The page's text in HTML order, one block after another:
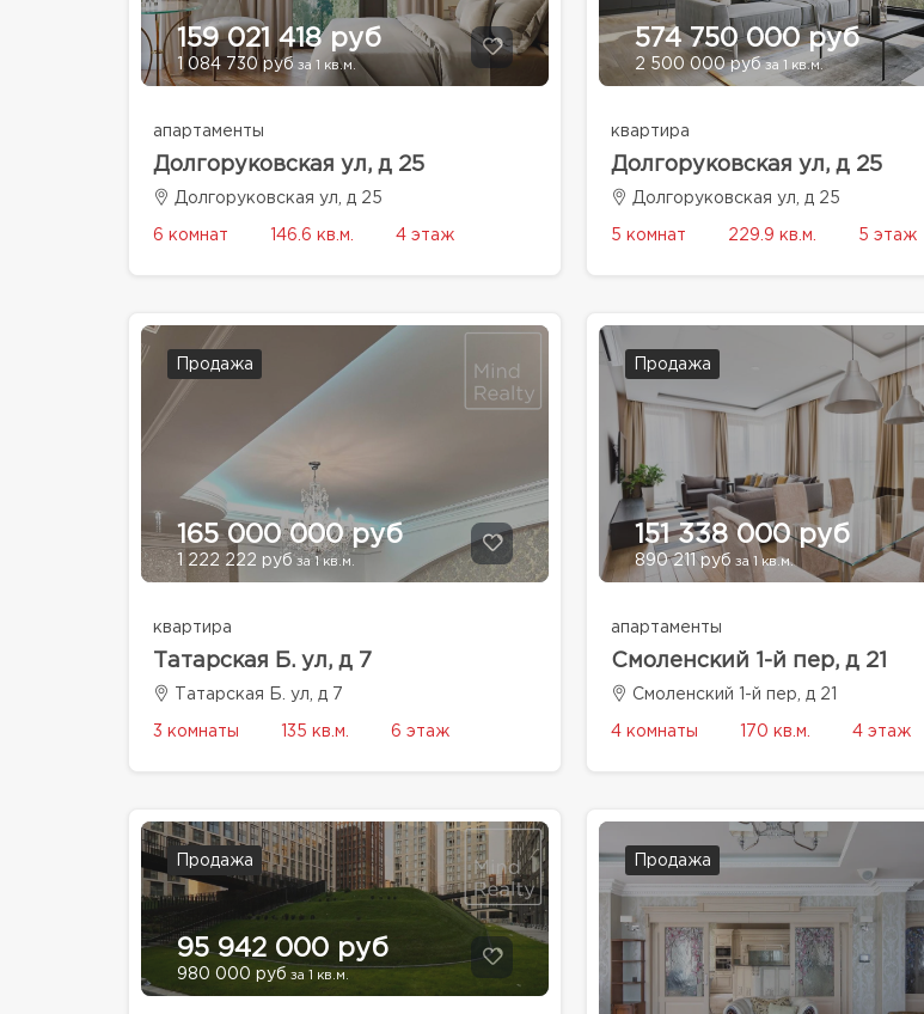
159 021 418 руб
1 084 730 руб за 1 кв.м.
апартаменты
Долгоруковская ул, д 25
Долгоруковская ул, д 25
6 комнат 146.6 кв.м. 4 этаж
574 750 000 руб
2 500 000 руб за 1 кв.м.
квартира
Долгоруковская ул, д 25
Долгоруковская ул, д 25
5 комнат 229.9 кв.м. 5 этаж
Продажа
165 000 000 руб
1 222 222 руб за 1 кв.м.
квартира
Татарская Б. ул, д 7
Татарская Б. ул, д 7
3 комнаты 135 кв.м. 6 этаж
Продажа
151 338 000 руб
890 211 руб за 1 кв.м.
апартаменты
Смоленский 1-й пер, д 21
Смоленский 1-й пер, д 21
4 комнаты 170 кв.м. 4 этаж
Продажа
95 942 000 руб
980 000 руб за 1 кв.м.
Продажа